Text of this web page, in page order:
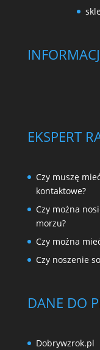
EKSPERT
Czy muszę
kontaktowe?
Czy można
morzu?
Czy można
Czy noszenie
DANE DO
Dobrywzrok.pl